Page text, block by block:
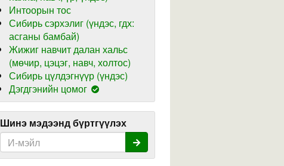
Интоорын тос
Сибирь сэрхэлиг (үндэс, гдх:
асганы бамбай)
Жижиг навчит далан хальс
(мөчир, цэцэг, навч, холтос)
Сибирь цүлдэгнүүр (үндэс)
Дэгдгэнийн цомог
Шинэ мэдээнд бүртгүүлэх